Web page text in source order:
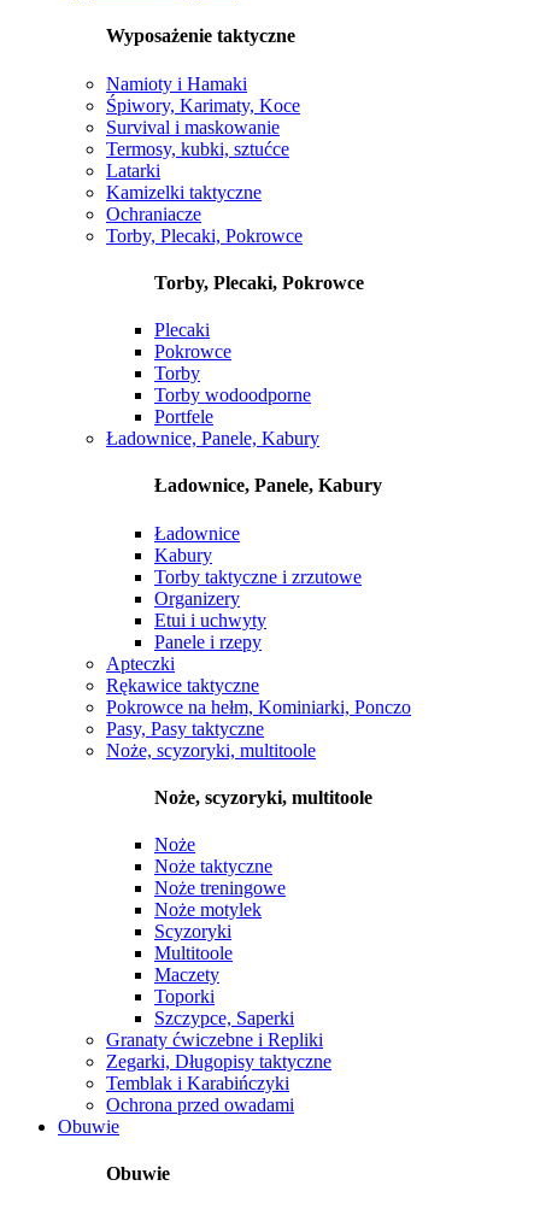
Wyposażenie taktyczne
Namioty i Hamaki
Śpiwory, Karimaty, Koce
Survival i maskowanie
Termosy, kubki, sztućce
Latarki
Kamizelki taktyczne
Ochraniacze
Torby, Plecaki, Pokrowce
Torby, Plecaki, Pokrowce
Plecaki
Pokrowce
Torby
Torby wodoodporne
Portfele
Ładownice, Panele, Kabury
Ładownice, Panele, Kabury
Ładownice
Kabury
Torby taktyczne i zrzutowe
Organizery
Etui i uchwyty
Panele i rzepy
Apteczki
Rękawice taktyczne
Pokrowce na hełm, Kominiarki, Ponczo
Pasy, Pasy taktyczne
Noże, scyzoryki, multitoole
Noże, scyzoryki, multitoole
Noże
Noże taktyczne
Noże treningowe
Noże motylek
Scyzoryki
Multitoole
Maczety
Toporki
Szczypce, Saperki
Granaty ćwiczebne i Repliki
Zegarki, Długopisy taktyczne
Temblak i Karabińczyki
Ochrona przed owadami
Obuwie
Obuwie